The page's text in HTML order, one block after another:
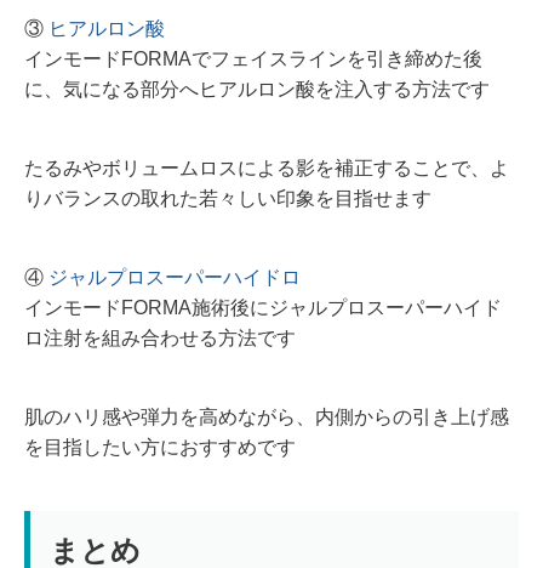
③ ヒアルロン酸
インモードFORMAでフェイスラインを引き締めた後
に、気になる部分へヒアルロン酸を注入する方法です
たるみやボリュームロスによる影を補正することで、よ
りバランスの取れた若々しい印象を目指せます
④ ジャルプロスーパーハイドロ
インモードFORMA施術後にジャルプロスーパーハイド
ロ注射を組み合わせる方法です
肌のハリ感や弾力を高めながら、内側からの引き上げ感
を目指したい方におすすめです
まとめ